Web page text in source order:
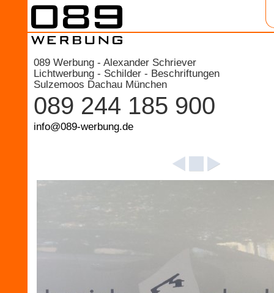
089 Werbung - Alexander Schriever
Lichtwerbung - Schilder - Beschriftungen
Sulzemoos Dachau München
089 244 185 900
info@089-werbung.de